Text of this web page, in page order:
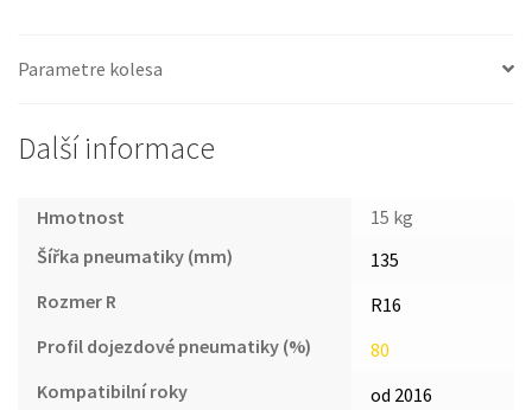
Parametre kolesa
Další informace
Hmotnost
15 kg
Šířka pneumatiky (mm)
135
Rozmer R
R16
Profil dojezdové pneumatiky (%)
80
Kompatibilní roky
od 2016